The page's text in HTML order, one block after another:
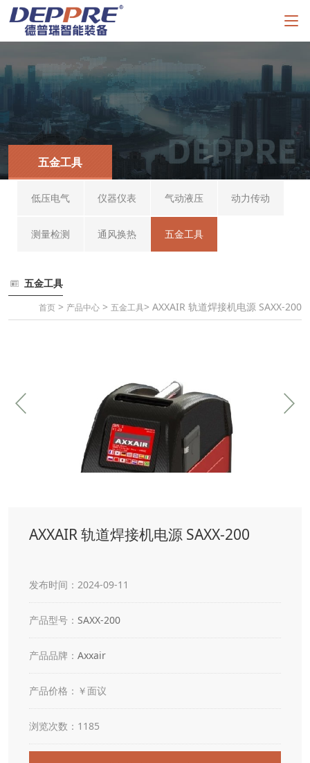
五金工具
低压电气 仪器仪表 气动液压 动力传动
测量检测 通风换热 五金工具
五金工具
首页 > 产品中心 > 五金工具> AXXAIR 轨道焊接机电源 SAXX-200
AXXAIR 轨道焊接机电源 SAXX-200
发布时间：2024-09-11
产品型号： SAXX-200
产品品牌： Axxair
产品价格：￥面议
浏览次数：1185